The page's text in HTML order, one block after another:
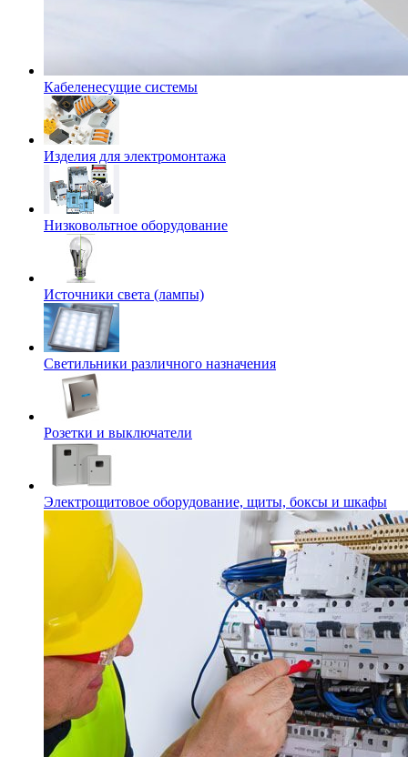
Кабеленесущие системы
Изделия для электромонтажа
Низковольтное оборудование
Источники света (лампы)
Светильники различного назначения
Розетки и выключатели
Электрощитовое оборудование, щиты, боксы и шкафы